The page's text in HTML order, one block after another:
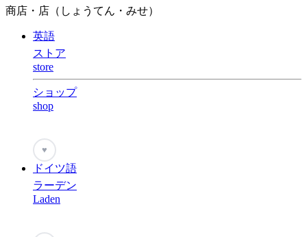
商店・店（しょうてん・みせ）
英語
ストア
store
ショップ
shop
♥
ドイツ語
ラーデン
Laden